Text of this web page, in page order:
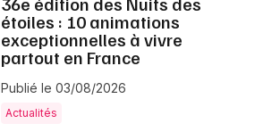
étoiles : 10 animations
exceptionnelles à vivre
partout en France
Publié le 03/08/2026
Actualités